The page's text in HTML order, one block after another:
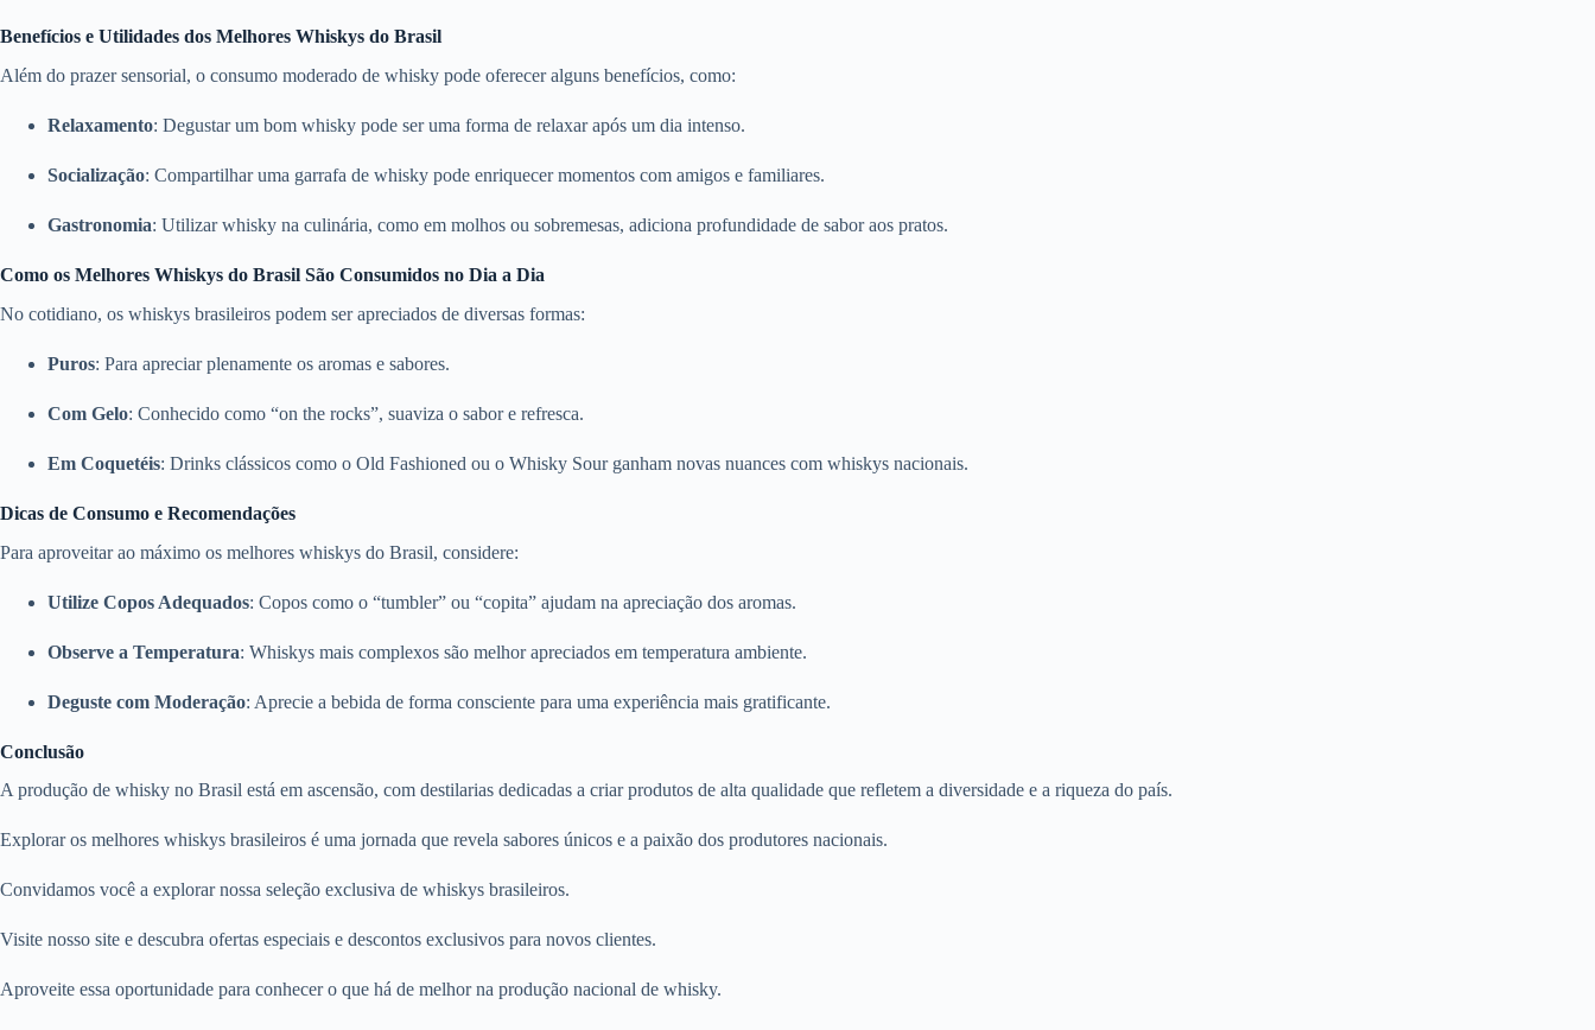
Benefícios e Utilidades dos Melhores Whiskys do Brasil
Além do prazer sensorial, o consumo moderado de whisky pode oferecer alguns benefícios, como:
Relaxamento: Degustar um bom whisky pode ser uma forma de relaxar após um dia intenso.
Socialização: Compartilhar uma garrafa de whisky pode enriquecer momentos com amigos e familiares.
Gastronomia: Utilizar whisky na culinária, como em molhos ou sobremesas, adiciona profundidade de sabor aos pratos.
Como os Melhores Whiskys do Brasil São Consumidos no Dia a Dia
No cotidiano, os whiskys brasileiros podem ser apreciados de diversas formas:
Puros: Para apreciar plenamente os aromas e sabores.
Com Gelo: Conhecido como “on the rocks”, suaviza o sabor e refresca.
Em Coquetéis: Drinks clássicos como o Old Fashioned ou o Whisky Sour ganham novas nuances com whiskys nacionais.
Dicas de Consumo e Recomendações
Para aproveitar ao máximo os melhores whiskys do Brasil, considere:
Utilize Copos Adequados: Copos como o “tumbler” ou “copita” ajudam na apreciação dos aromas.
Observe a Temperatura: Whiskys mais complexos são melhor apreciados em temperatura ambiente.
Deguste com Moderação: Aprecie a bebida de forma consciente para uma experiência mais gratificante.
Conclusão
A produção de whisky no Brasil está em ascensão, com destilarias dedicadas a criar produtos de alta qualidade que refletem a diversidade e a riqueza do país.
Explorar os melhores whiskys brasileiros é uma jornada que revela sabores únicos e a paixão dos produtores nacionais.
Convidamos você a explorar nossa seleção exclusiva de whiskys brasileiros.
Visite nosso site e descubra ofertas especiais e descontos exclusivos para novos clientes.
Aproveite essa oportunidade para conhecer o que há de melhor na produção nacional de whisky.